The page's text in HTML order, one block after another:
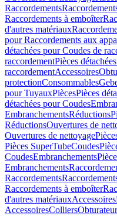
Raccordements
Raccordements à emboîter
d'autres matériaux
pour Raccordements aux
détachées pour Coudes de
raccordementPièces
raccordementAccessoires
protectionConsommables
pour TuyauxPiècesPièces
détachées pour Coudes
EmbranchementsRéductions
RéductionsOuvertures de
Ouvertures de nettoyage
Pièces SuperTubeCoudes
CoudesEmbranchements
Embranchements
Raccordements
Raccordements à emboîter
d'autres matériauxAccessoires
AccessoiresColliers